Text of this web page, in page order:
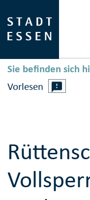
Sie befinden sich
Vorlesen